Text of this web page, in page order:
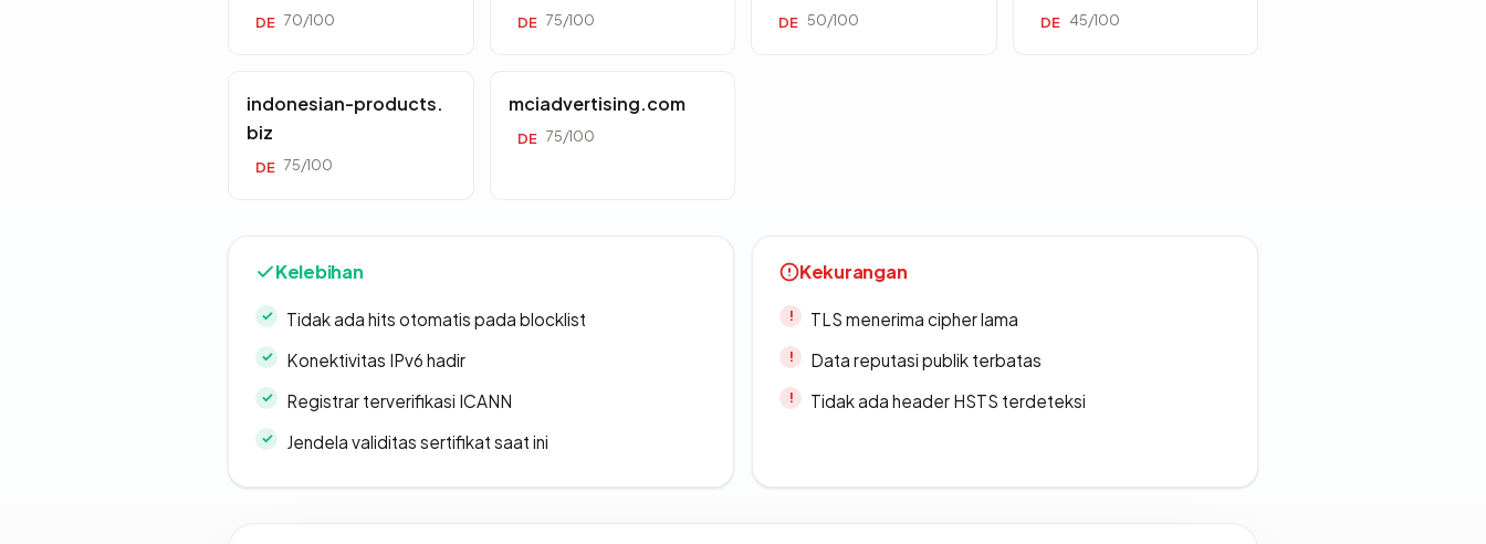
DE 70/100 DE 75/100 DE 50/100 DE 45/100
indonesian-products.
biz
DE 75/100
mciadvertising.com
DE 75/100
Kelebihan
Tidak ada hits otomatis pada blocklist
Konektivitas IPv6 hadir
Registrar terverifikasi ICANN
Jendela validitas sertifikat saat ini
Kekurangan
TLS menerima cipher lama
Data reputasi publik terbatas
Tidak ada header HSTS terdeteksi